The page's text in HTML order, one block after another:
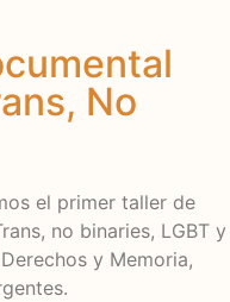
No
el primer taller de
no binaries, LGBT y
y Memoria,